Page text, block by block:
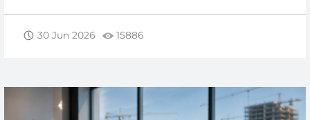
PREJUBILACIONES.
QUEDARSE
30 Jun 2026 15886